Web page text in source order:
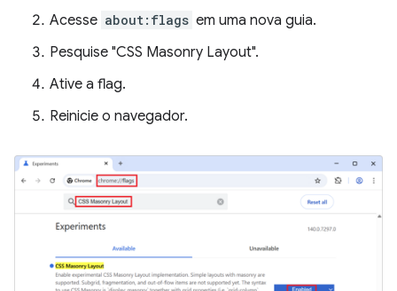
Acesse about:flags em uma nova guia.
Pesquise "CSS Masonry Layout".
Ative a flag.
Reinicie o navegador.